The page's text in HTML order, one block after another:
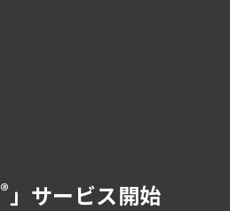
® 」サービス開始